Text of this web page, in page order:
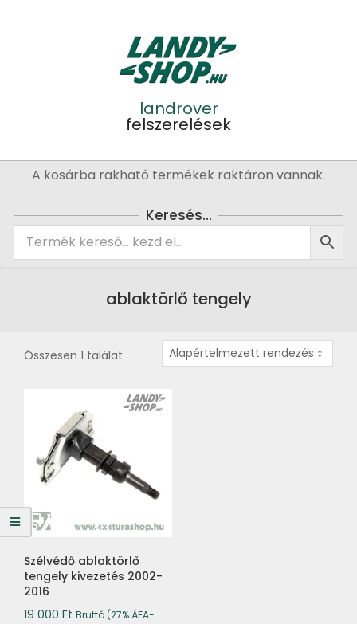
landrover
felszerelések
PrimaryA kosárba rakható termékek raktáron vannak.
Keresés…
ablaktörlő tengely
Összesen 1 találat
Szélvédő ablaktörlő
tengely kivezetés 2002-
2016
19 000 Ft Bruttó (27% ÁFA-